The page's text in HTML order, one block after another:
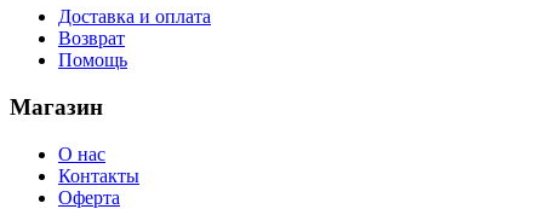
Доставка и оплата
Возврат
Помощь
Магазин
О нас
Контакты
Оферта